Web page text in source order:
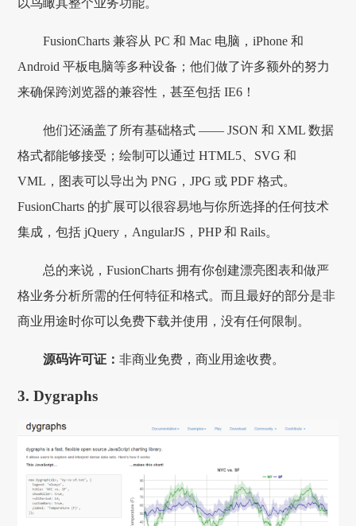
以鸟瞰其整个业务功能。
FusionCharts 兼容从 PC 和 Mac 电脑，iPhone 和
Android 平板电脑等多种设备；他们做了许多额外的努力
来确保跨浏览器的兼容性，甚至包括 IE6！
他们还涵盖了所有基础格式 —— JSON 和 XML 数据
格式都能够接受；绘制可以通过 HTML5、SVG 和
VML，图表可以导出为 PNG，JPG 或 PDF 格式。
FusionCharts 的扩展可以很容易地与你所选择的任何技术
集成，包括 jQuery，AngularJS，PHP 和 Rails。
总的来说，FusionCharts 拥有你创建漂亮图表和做严
格业务分析所需的任何特征和格式。而且最好的部分是非
商业用途时你可以免费下载并使用，没有任何限制。
源码许可证：非商业免费，商业用途收费。
3. Dygraphs